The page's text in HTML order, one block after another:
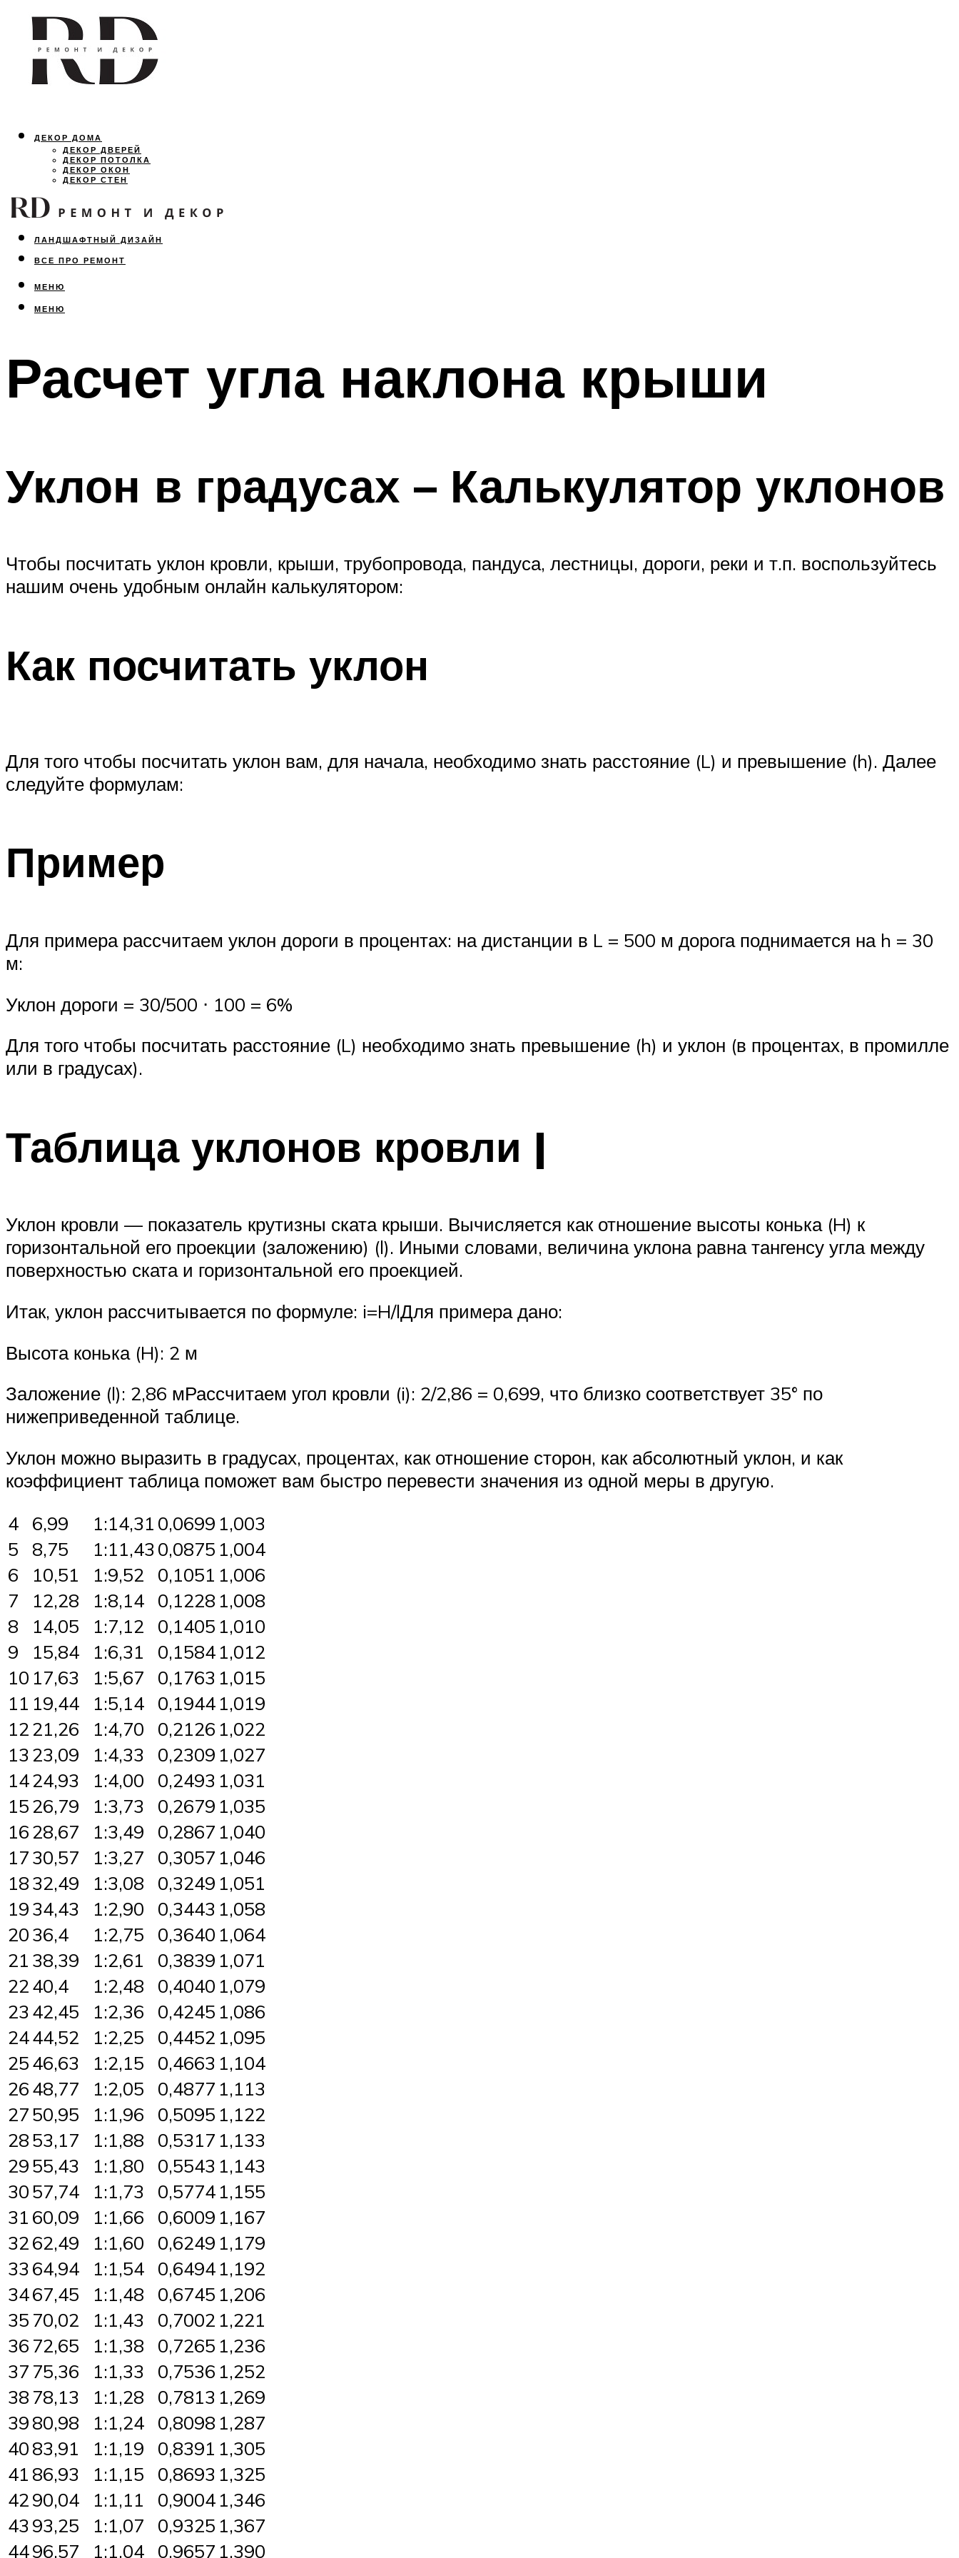
ДЕКОР ДОМА
ДЕКОР ДВЕРЕЙ
ДЕКОР ПОТОЛКА
ДЕКОР ОКОН
ДЕКОР СТЕН
ОСВЕЩЕНИЕ
ДИЗАЙН ИНТЕРЬЕРА
ЛАНДШАФТНЫЙ ДИЗАЙН
ВСЕ ПРО РЕМОНТ
МЕНЮ
МЕНЮ
Расчет угла наклона крыши
Уклон в градусах – Калькулятор уклонов
Чтобы посчитать уклон кровли, крыши, трубопровода, пандуса, лестницы, дороги, реки и т.п. воспользуйтесь
нашим очень удобным онлайн калькулятором:
Как посчитать уклон
Для того чтобы посчитать уклон вам, для начала, необходимо знать расстояние (L) и превышение (h). Далее
следуйте формулам:
Пример
Для примера рассчитаем уклон дороги в процентах: на дистанции в L = 500 м дорога поднимается на h = 30
м:
Уклон дороги = 30/500 ⋅ 100 = 6%
Для того чтобы посчитать расстояние (L) необходимо знать превышение (h) и уклон (в процентах, в промилле
или в градусах).
Таблица уклонов кровли |
Уклон кровли — показатель крутизны ската крыши. Вычисляется как отношение высоты конька (H) к
горизонтальной его проекции (заложению) (l). Иными словами, величина уклона равна тангенсу угла между
поверхностью ската и горизонтальной его проекцией.
Итак, уклон рассчитывается по формуле: i=H/lДля примера дано:
Высота конька (H): 2 м
Заложение (l): 2,86 мРассчитаем угол кровли (i): 2/2,86 = 0,699, что близко соответствует 35° по
нижеприведенной таблице.
Уклон можно выразить в градусах, процентах, как отношение сторон, как абсолютный уклон, и как
коэффициент таблица поможет вам быстро перевести значения из одной меры в другую.
4
6,99 1:14,31 0,0699 1,003
5
8,75 1:11,43 0,0875 1,004
6
10,51 1:9,52 0,1051 1,006
7
12,28 1:8,14 0,1228 1,008
8
14,05 1:7,12 0,1405 1,010
9
15,84 1:6,31 0,1584 1,012
10 17,63 1:5,67 0,1763 1,015
11 19,44 1:5,14 0,1944 1,019
1221,26 1:4,70 0,2126 1,022
13 23,09 1:4,33 0,2309 1,027
1424,93 1:4,00 0,2493 1,031
1526,79 1:3,73 0,2679 1,035
1628,67 1:3,49 0,2867 1,040
1730,57 1:3,27 0,3057 1,046
1832,49 1:3,08 0,3249 1,051
1934,43 1:2,90 0,3443 1,058
2036,4 1:2,75 0,3640 1,064
21 38,39 1:2,61 0,3839 1,071
2240,4 1:2,48 0,4040 1,079
23 42,45 1:2,36 0,4245 1,086
2444,52 1:2,25 0,4452 1,095
2546,63 1:2,15 0,4663 1,104
2648,77 1:2,05 0,4877 1,113
2750,95 1:1,96 0,5095 1,122
2853,17 1:1,88 0,5317 1,133
2955,43 1:1,80 0,5543 1,143
3057,74 1:1,73 0,5774 1,155
31 60,09 1:1,66 0,6009 1,167
3262,49 1:1,60 0,6249 1,179
33 64,94 1:1,54 0,6494 1,192
3467,45 1:1,48 0,6745 1,206
35 70,02 1:1,43 0,7002 1,221
36 72,65 1:1,38 0,7265 1,236
37 75,36 1:1,33 0,7536 1,252
38 78,13 1:1,28 0,7813 1,269
3980,98 1:1,24 0,8098 1,287
4083,91 1:1,19 0,8391 1,305
41 86,93 1:1,15 0,8693 1,325
4290,04 1:1,11 0,9004 1,346
43 93,25 1:1,07 0,9325 1,367
4496,57 1:1,04 0,9657 1,390